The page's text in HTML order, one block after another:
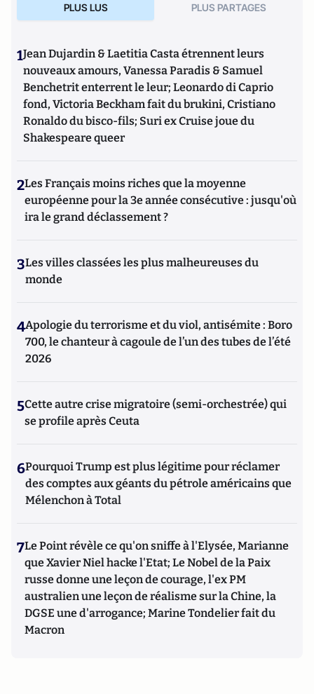
PLUS LUS PLUS PARTAGES
1Jean Dujardin & Laetitia Casta étrennent leurs
nouveaux amours, Vanessa Paradis & Samuel
Benchetrit enterrent le leur; Leonardo di Caprio
fond, Victoria Beckham fait du brukini, Cristiano
Ronaldo du bisco-fils; Suri ex Cruise joue du
Shakespeare queer
2Les Français moins riches que la moyenne
européenne pour la 3e année consécutive : jusqu'où
ira le grand déclassement ?
3Les villes classées les plus malheureuses du
monde
4Apologie du terrorisme et du viol, antisémite : Boro
700, le chanteur à cagoule de l’un des tubes de l’été
2026
5Cette autre crise migratoire (semi-orchestrée) qui
se profile après Ceuta
6Pourquoi Trump est plus légitime pour réclamer
des comptes aux géants du pétrole américains que
Mélenchon à Total
7Le Point révèle ce qu'on sniffe à l'Elysée, Marianne
que Xavier Niel hacke l'Etat; Le Nobel de la Paix
russe donne une leçon de courage, l'ex PM
australien une leçon de réalisme sur la Chine, la
DGSE une d'arrogance; Marine Tondelier fait du
Macron